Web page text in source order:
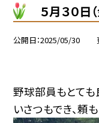
５月３０日
公開日 2025/05/30
野球部員もとても
いさつもでき、頼